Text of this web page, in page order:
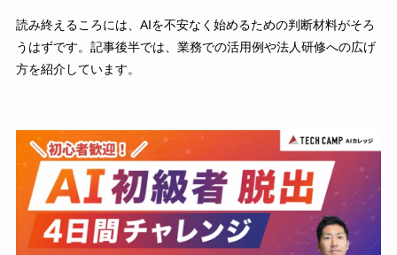
読み終えるころには、AIを不安なく始めるための判断材料がそろ
うはずです。記事後半では、業務での活用例や法人研修への広げ
方を紹介しています。